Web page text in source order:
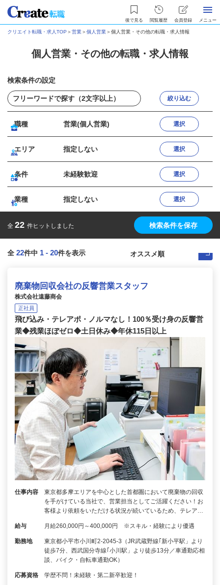
後で見る 閲覧履歴 会員登録 メニュー
クリエイト転職・求人TOP ＞営業＞個人営業＞個人営業・その他の転職・求人情報
個人営業・その他の転職・求人情報
検索条件の設定
絞り込む
職種 営業(個人営業) 選択
エリア 指定しない 選択
条件 未経験歓迎 選択
業種 指定しない 選択
全 22 件ヒットしました 検索条件を保存
全 22件中 1 - 20件を表示
廃棄物回収会社の反響営業スタッフ
株式会社遠藤商会
正社員
飛び込み・テレアポ・ノルマなし！100％受け身の反響営
業◆残業ほぼゼロ◆土日休み◆年休115日以上
仕事内容
東京都多摩エリアを中心とした首都圏において廃棄物の回収
を手がけている当社で、営業担当としてご活躍ください！お
客様より依頼をいただける状況が続いているため、テレア…
給与 月給260,000円～400,000円 ※スキル・経験により優遇
勤務地
東京都小平市小川町2-2045-3（JR武蔵野線｢新小平駅」より
徒歩7分、西武国分寺線｢小川駅」より徒歩13分／車通勤応相
談、バイク・自転車通勤OK）
応募資格 学歴不問！未経験・第二新卒歓迎！